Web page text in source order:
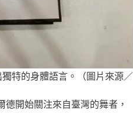
特的身體語言。（圖片來源／
開始關注來自臺灣的舞者，